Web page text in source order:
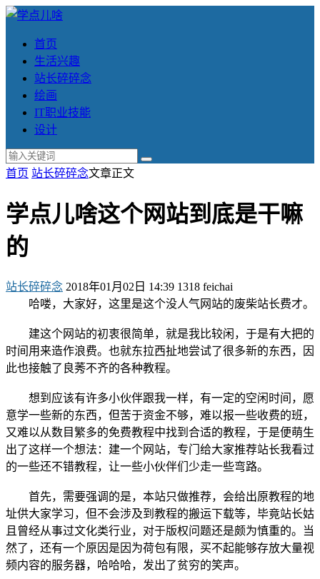
首页
生活兴趣
站长碎碎念
绘画
IT职业技能
设计
首页 站长碎碎念文章正文
学点儿啥这个网站到底是干嘛
的
站长碎碎念 2018年01月02日 14:39 1318 feichai
哈喽，大家好，这里是这个没人气网站的废柴站长费才。
建这个网站的初衷很简单，就是我比较闲，于是有大把的
时间用来造作浪费。也就东拉西扯地尝试了很多新的东西，因
此也接触了良莠不齐的各种教程。
想到应该有许多小伙伴跟我一样，有一定的空闲时间，愿
意学一些新的东西，但苦于资金不够，难以报一些收费的班，
又难以从数目繁多的免费教程中找到合适的教程，于是便萌生
出了这样一个想法：建一个网站，专门给大家推荐站长我看过
的一些还不错教程，让一些小伙伴们少走一些弯路。
首先，需要强调的是，本站只做推荐，会给出原教程的地
址供大家学习，但不会涉及到教程的搬运下载等，毕竟站长姑
且曾经从事过文化类行业，对于版权问题还是颇为慎重的。当
然了，还有一个原因是因为荷包有限，买不起能够存放大量视
频内容的服务器，哈哈哈，发出了贫穷的笑声。